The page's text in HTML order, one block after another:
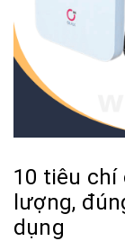
10 tiêu chí
lượng,
dụng